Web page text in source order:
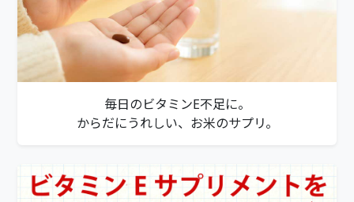
毎日のビタミンE不足に。
からだにうれしい、お米のサプリ。